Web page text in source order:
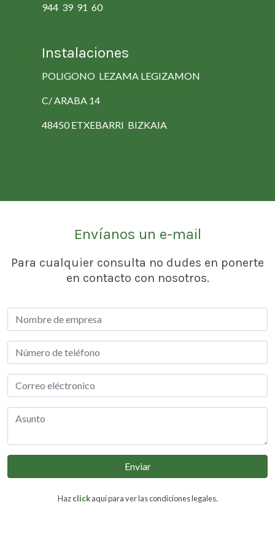
944 39 91 60
Instalaciones
POLIGONO LEZAMA LEGIZAMON
C/ ARABA 14
48450 ETXEBARRI BIZKAIA
Envíanos un e-mail
Para cualquier consulta no dudes en ponerte
en contacto con nosotros.
Enviar
Hazclickaquí para ver las condiciones legales.